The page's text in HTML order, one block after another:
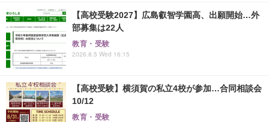
【高校受験2027】広島叡智学園高、出願開始…外
部募集は22人
教育・受験
2026.8.5 Wed 16:15
【高校受験】横須賀の私立4校が参加…合同相談会
10/12
教育・受験